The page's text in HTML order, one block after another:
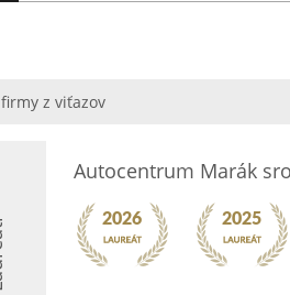
z viťazov
Autocentrum Marák sro